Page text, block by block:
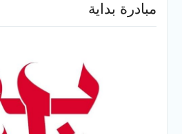
مبادرة بداية